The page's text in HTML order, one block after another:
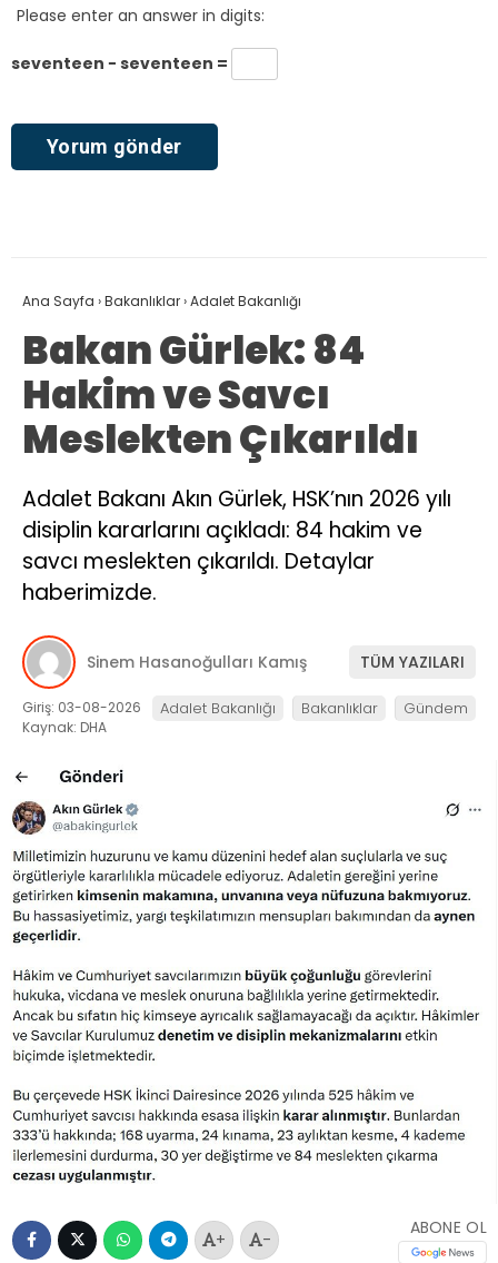
Please enter an answer in digits:
seventeen − seventeen =
Ana Sayfa ›Bakanlıklar›Adalet Bakanlığı
Bakan Gürlek: 84
Hakim ve Savcı
Meslekten Çıkarıldı
Adalet Bakanı Akın Gürlek, HSK’nın 2026 yılı
disiplin kararlarını açıkladı: 84 hakim ve
savcı meslekten çıkarıldı. Detaylar
haberimizde.
Sinem Hasanoğulları Kamış TÜM YAZILARI
Giriş: 03-08-2026
Kaynak: DHA
Adalet Bakanlığı Bakanlıklar Gündem
+ -
ABONE OL